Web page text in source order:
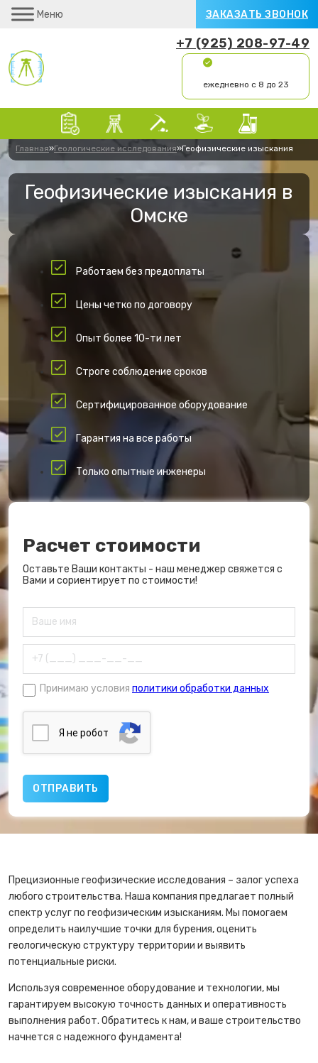
Меню ЗАКАЗАТЬ ЗВОНОК
+7 (925) 208-97-49
ежедневно с 8 до 23
Главная»Геологические исследования»Геофизические изыскания
Геофизические изыскания в
Омске
Работаем без предоплаты
Цены четко по договору
Опыт более 10-ти лет
Строге соблюдение сроков
Сертифицированное оборудование
Гарантия на все работы
Только опытные инженеры
Расчет стоимости
Оставьте Ваши контакты - наш менеджер свяжется с
Вами и сориентирует по стоимости!
Принимаю условия политики обработки данных
Я нe poбoт
Прецизионные геофизические исследования – залог успеха
любого строительства. Наша компания предлагает полный
спектр услуг по геофизическим изысканиям. Мы помогаем
определить наилучшие точки для бурения, оценить
геологическую структуру территории и выявить
потенциальные риски.
Используя современное оборудование и технологии, мы
гарантируем высокую точность данных и оперативность
выполнения работ. Обратитесь к нам, и ваше строительство
начнется с надежного фундамента!